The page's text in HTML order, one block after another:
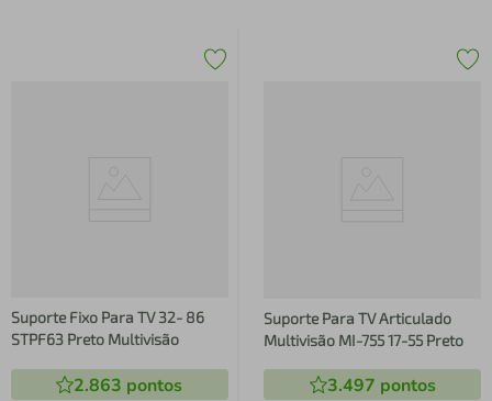
Suporte Fixo Para TV 32- 86
STPF63 Preto Multivisão
2.863 pontos
Suporte Para TV Articulado
Multivisão MI-755 17-55 Preto
3.497 pontos